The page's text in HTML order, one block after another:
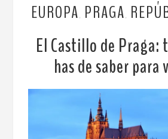
EUROPA PRAGA
El Castillo de Praga:
has de saber